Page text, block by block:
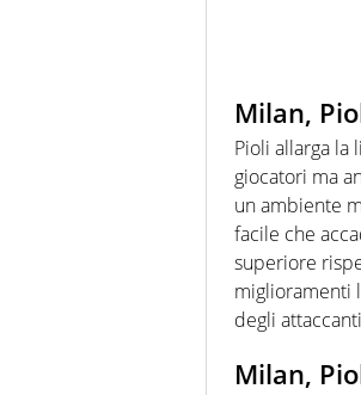
Milan,
Pioli allarga la
giocatori ma
un ambiente
facile che
superiore
miglioramenti
degli
Milan,